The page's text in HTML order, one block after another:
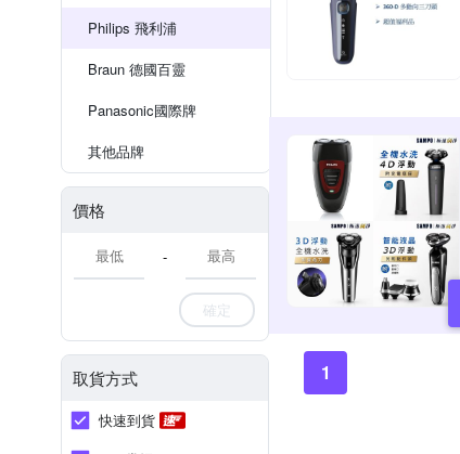
Philips 飛利浦
Braun 德國百靈
Panasonic國際牌
其他品牌
價格
-
確定
取貨方式
快速到貨
1